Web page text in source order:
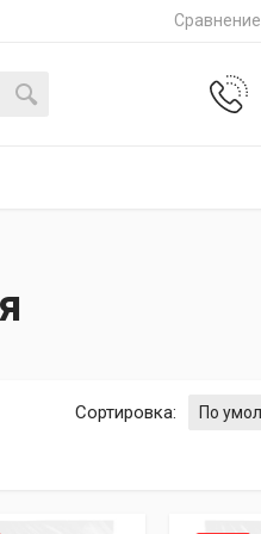
Сравнение
Сортировка: